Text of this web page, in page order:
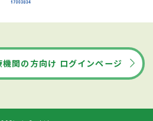
機関の方向け ログインページ